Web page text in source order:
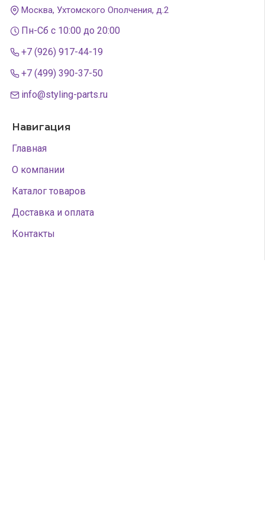
Москва, Ухтомского Ополчения, д.2
Пн-Сб с 10:00 до 20:00
+7 (926) 917-44-19
+7 (499) 390-37-50
info@styling-parts.ru
Навигация
Главная
О компании
Каталог товаров
Доставка и оплата
Контакты